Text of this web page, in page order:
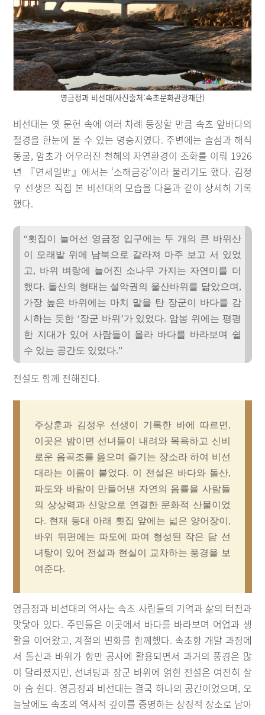
영금정과 비선대(사진출처:속초문화관광재단)
비선대는 옛 문헌 속에 여러 차례 등장할 만큼 속초 앞바다의
절경을 한눈에 볼 수 있는 명승지였다. 주변에는 솔섬과 해식
동굴, 암초가 어우러진 천혜의 자연환경이 조화를 이뤄 1926
년 『면세일반』에서는 ‘소해금강’이라 불리기도 했다. 김정
우 선생은 직접 본 비선대의 모습을 다음과 같이 상세히 기록
했다.
“횟집이 늘어선 영금정 입구에는 두 개의 큰 바위산
이 모래밭 위에 남북으로 갈라져 마주 보고 서 있었
고, 바위 벼랑에 늘어진 소나무 가지는 자연미를 더
했다. 돌산의 형태는 설악권의 울산바위를 닮았으며,
가장 높은 바위에는 마치 말을 탄 장군이 바다를 감
시하는 듯한 ‘장군 바위’가 있었다. 암봉 위에는 평평
한 지대가 있어 사람들이 올라 바다를 바라보며 쉴
수 있는 공간도 있었다.”
전설도 함께 전해진다.
주상훈과 김정우 선생이 기록한 바에 따르면,
이곳은 밤이면 선녀들이 내려와 목욕하고 신비
로운 음곡조를 읊으며 즐기는 장소라 하여 비선
대라는 이름이 붙었다. 이 전설은 바다와 돌산,
파도와 바람이 만들어낸 자연의 음률을 사람들
의 상상력과 신앙으로 연결한 문화적 산물이었
다. 현재 등대 아래 횟집 앞에는 넓은 양어장이,
바위 뒤편에는 파도에 파여 형성된 작은 담 선
녀탕이 있어 전설과 현실이 교차하는 풍경을 보
여준다.
영금정과 비선대의 역사는 속초 사람들의 기억과 삶의 터전과
맞닿아 있다. 주민들은 이곳에서 바다를 바라보며 어업과 생
활을 이어왔고, 계절의 변화를 함께했다. 속초항 개발 과정에
서 돌산과 바위가 항만 공사에 활용되면서 과거의 풍경은 많
이 달라졌지만, 선녀탕과 장군 바위에 얽힌 전설은 여전히 살
아 숨 쉰다. 영금정과 비선대는 결국 하나의 공간이었으며, 오
늘날에도 속초의 역사적 깊이를 증명하는 상징적 장소로 남아